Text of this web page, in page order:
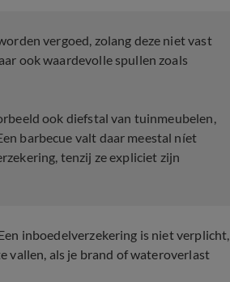
vergoed, zolang deze niet vast
ook waardevolle spullen zoals
ook diefstal van tuinmeubelen,
barbecue valt daar meestal níet
tenzij ze expliciet zijn
inboedelverzekering is niet verplicht,
vallen, als je brand of wateroverlast